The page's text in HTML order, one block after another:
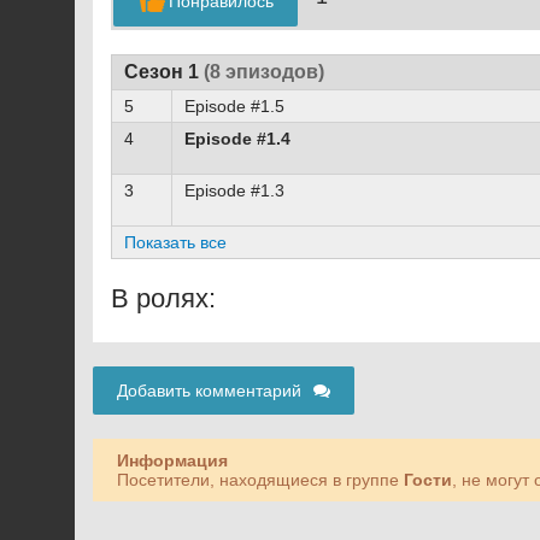
Сезон 1 (8 эпизодов)
5
Episode #1.5
4
Episode #1.4
3
Episode #1.3
Показать все
В ролях:
Добавить комментарий
Информация
Посетители, находящиеся в группе Гости , не